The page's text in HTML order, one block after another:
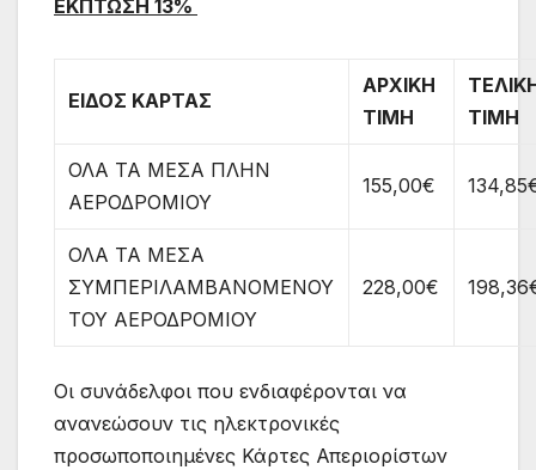
ΕΚΠΤΩΣΗ 13%
ΕΙΔΟΣ ΚΑΡΤΑΣ
ΑΡΧΙΚΗ
ΤΙΜΗ
ΤΙΜΗ
ΟΛΑ ΤΑ ΜΕΣΑ ΠΛΗΝ
ΑΕΡΟΔΡΟΜΙΟΥ
155,00€
ΟΛΑ ΤΑ ΜΕΣΑ
ΣΥΜΠΕΡΙΛΑΜΒΑΝΟΜΕΝΟΥ
ΤΟΥ ΑΕΡΟΔΡΟΜΙΟΥ
228,00€
Οι συνάδελφοι που ενδιαφέρονται να
ανανεώσουν τις ηλεκτρονικές
προσωποποιημένες Κάρτες Απεριορίστων